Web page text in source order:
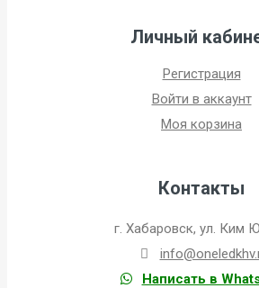
Личный
Регистрация
Войти в аккаунт
Моя корзина
Контакты
г. Хабаровск, ул. Ким
Написать в